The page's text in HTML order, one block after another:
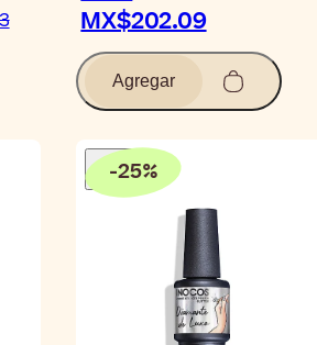
MX$202.09
Agregar
-25%